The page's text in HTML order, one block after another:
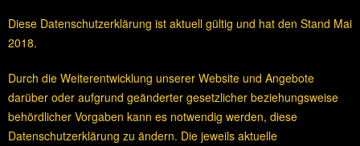
Diese Datenschutzerklärung ist aktuell gültig und hat den Stand Mai
2018.
Durch die Weiterentwicklung unserer Website und Angebote
darüber oder aufgrund geänderter gesetzlicher beziehungsweise
behördlicher Vorgaben kann es notwendig werden, diese
Datenschutzerklärung zu ändern. Die jeweils aktuelle